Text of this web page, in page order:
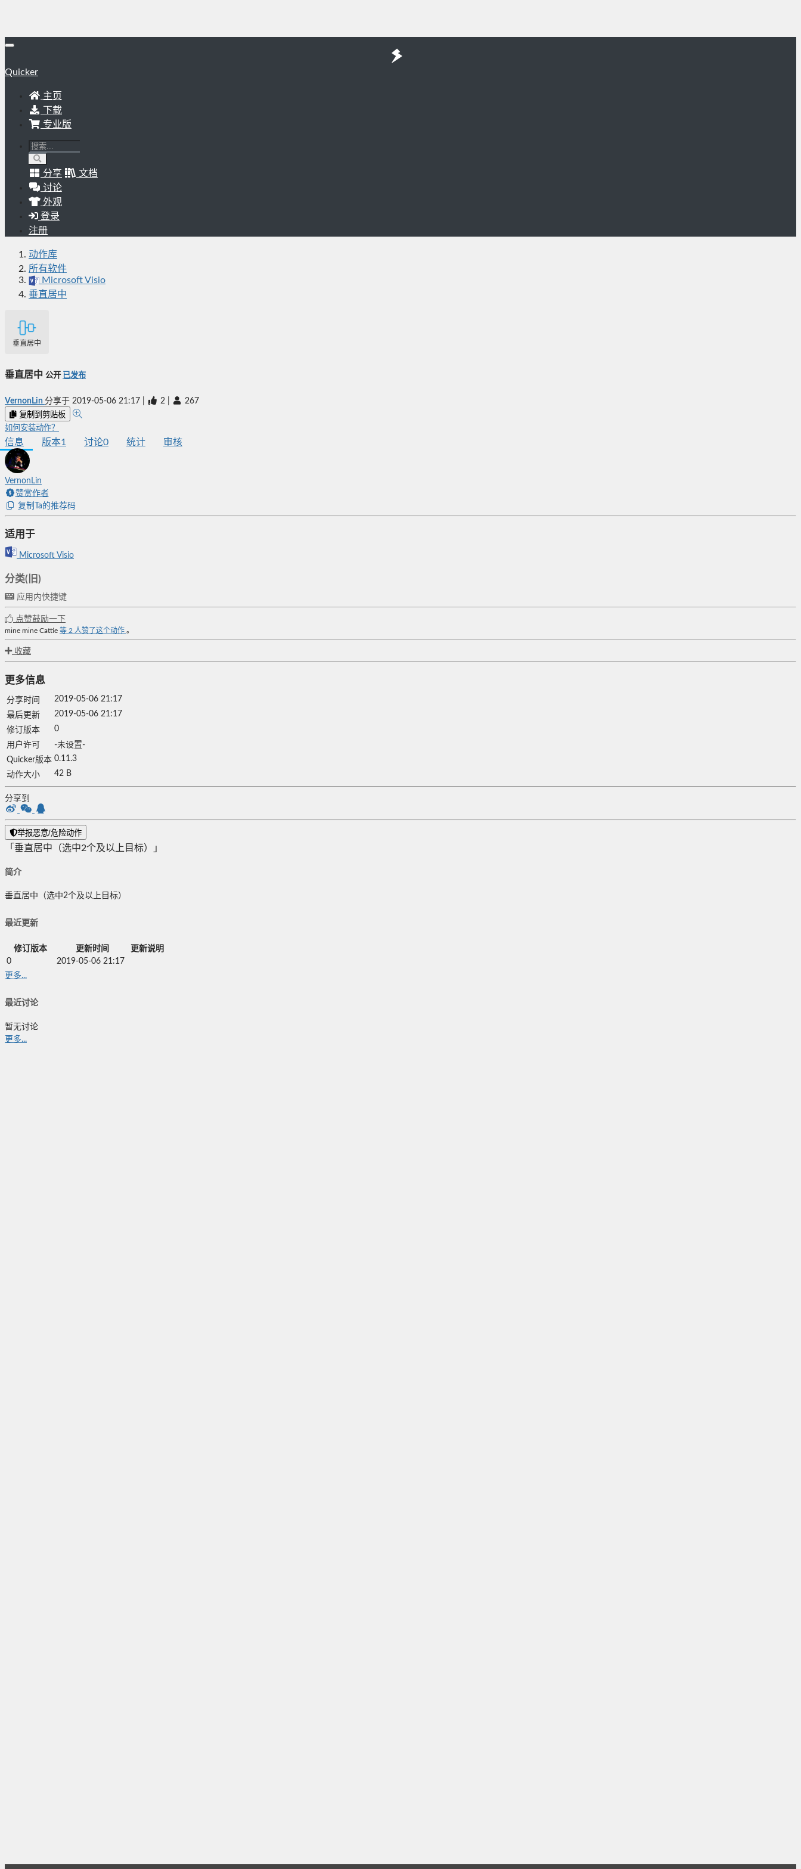
Quicker
主页
下载
专业版
分享
文档
讨论
外观
登录
注册
动作库
所有软件
Microsoft Visio
垂直居中
垂直居中
垂直居中 公开 已发布
VernonLin 分享于 2019-05-06 21:17 2 267
复制到剪贴板
如何安装动作？
信息 版本1 讨论0 统计 审核
VernonLin
赞赏作者
复制Ta的推荐码
适用于
Microsoft Visio
分类(旧)
应用内快捷键
点赞鼓励一下
mine mine Cattie 等 2 人赞了这个动作 。
收藏
更多信息
分享时间
2019-05-06 21:17
最后更新
2019-05-06 21:17
修订版本
0
用户许可
-未设置-
Quicker版本 0.11.3
动作大小
42 B
分享到
举报恶意/危险动作
「垂直居中（选中2个及以上目标）」
简介
垂直居中（选中2个及以上目标）
最近更新
修订版本 更新时间
更新说明
0
2019-05-06 21:17
更多...
最近讨论
暂无讨论
更多...